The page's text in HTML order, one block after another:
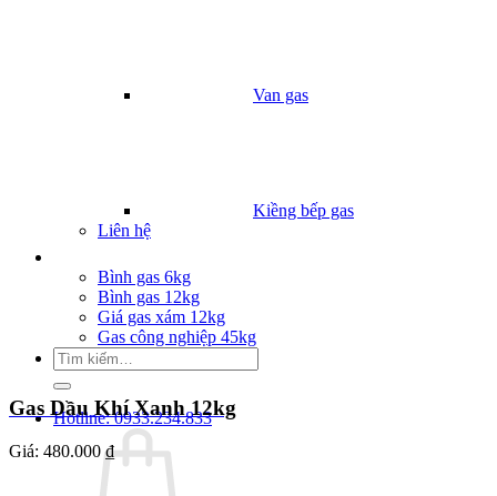
Van gas
Kiềng bếp gas
Liên hệ
Bình gas 6kg
Bình gas 12kg
Giá gas xám 12kg
Gas công nghiệp 45kg
Tìm
kiếm:
Hotline: 0933.234.833
Gas Dầu Khí Xanh 12kg
Giá: 480.000 ₫